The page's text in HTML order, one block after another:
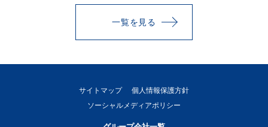
一覧を見る
サイトマップ
個人情報保護方針
ソーシャルメディアポリシー